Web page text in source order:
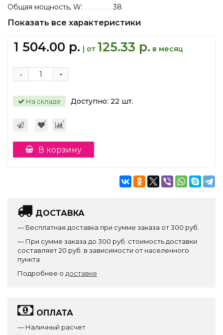
Общая мощность, W:
38
Показать все характеристики
1 504.00 р. | от 125.33 р. в месяц
+
-
На складе Доступно: 22 шт.
В корзину
ДОСТАВКА
— Бесплатная доставка при сумме заказа от 300 руб.
— При сумме заказа до 300 руб. стоимость доставки
составляет 20 руб. в зависимости от населенного
пункта
Подробнее о доставке
ОПЛАТА
— Наличный расчет